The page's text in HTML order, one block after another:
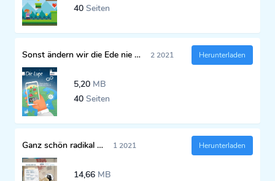
40 Seiten
Sonst ändern wir die Ede nie … 2 2021
5,20 MB
40 Seiten
Herunterladen
Ganz schön radikal … 1 2021
14,66 MB
Herunterladen